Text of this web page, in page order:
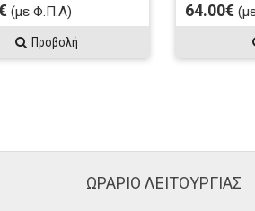
(με Φ.Π.Α)
Προβολή
64.00€
ΩΡΑΡΙΟ ΛΕΙΤΟΥΡΓΙΑΣ